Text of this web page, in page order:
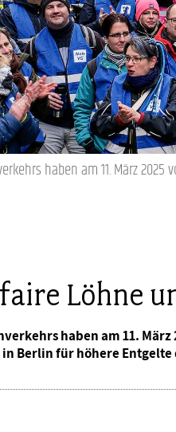
haben am 11. März
Löhne
haben am 11.
Berlin für höhere